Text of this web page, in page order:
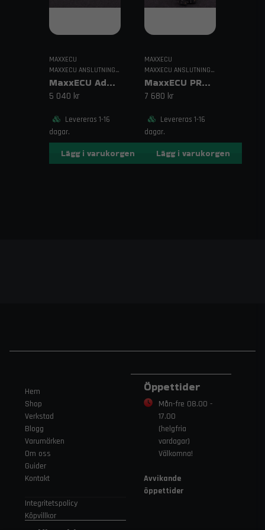
MAXXECU
MAXXECU ANSLUTNINGAR & KABELDRAGNING
MaxxECU Adapterhärva Toyota Supra MKIV
5 040 kr
Levereras 1-16
dagar.
Lägg i varukorgen
MAXXECU
MAXXECU ANSLUTNINGAR & KABELDRAGNING
MaxxECU PRO Adapterhärva Corvette C6 (E38 ECM)
7 680 kr
Levereras 1-16
dagar.
Lägg i varukorgen
Hem
Shop
Verkstad
Blogg
Varumärken
Om oss
Guider
Kontakt
Integritetspolicy
Köpvillkor
Öppettider
Mån-fre 08.00 -
17.00
(helgfria
vardagar)
Välkomna!
Avvikande
öppettider